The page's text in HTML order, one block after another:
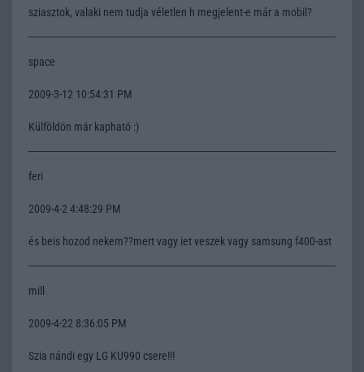
sziasztok, valaki nem tudja véletlen h megjelent-e már a mobil?
space
2009-3-12 10:54:31 PM
Külföldön már kapható :)
feri
2009-4-2 4:48:29 PM
és beis hozod nekem??mert vagy iet veszek vagy samsung f400-ast
mill
2009-4-22 8:36:05 PM
Szia nándi egy LG KU990 csere!!!